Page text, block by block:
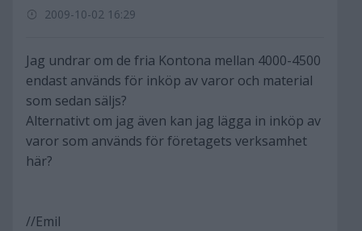
2009-10-02 16:29
Jag undrar om de fria Kontona mellan 4000-4500
endast används för inköp av varor och material
som sedan säljs?
Alternativt om jag även kan jag lägga in inköp av
varor som används för företagets verksamhet
här?
//Emil